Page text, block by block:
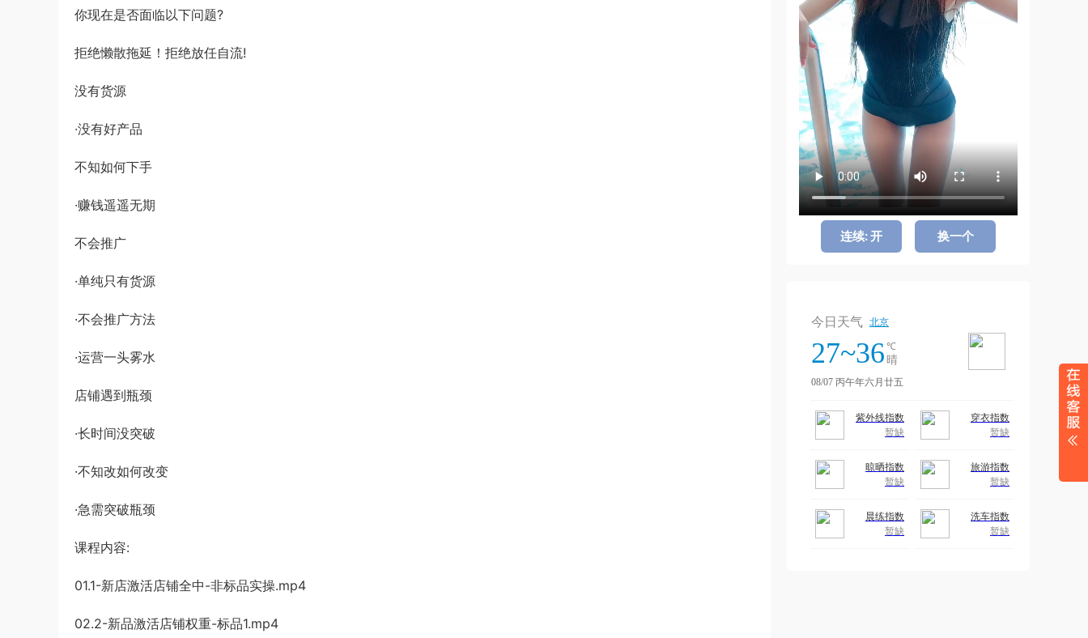
你现在是否面临以下问题?
拒绝懒散拖延！拒绝放任自流!
没有货源
·没有好产品
不知如何下手
·赚钱遥遥无期
不会推广
·单纯只有货源
·不会推广方法
·运营一头雾水
店铺遇到瓶颈
·长时间没突破
·不知改如何改变
·急需突破瓶颈
课程内容:
01.1-新店激活店铺全中-非标品实操.mp4
02.2-新品激活店铺权重-标品1.mp4
连续: 开 换一个